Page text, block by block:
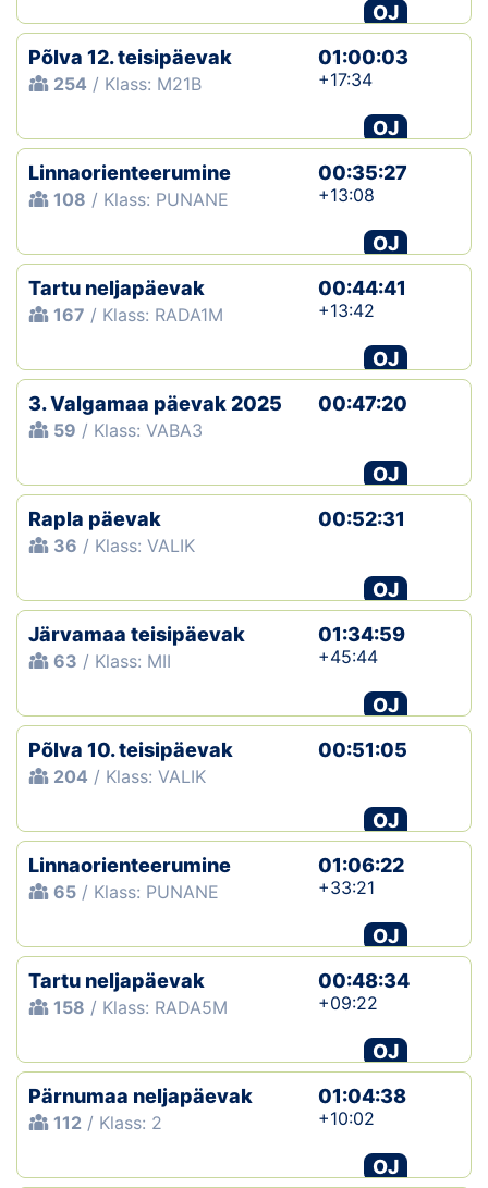
OJ
Põlva 12. teisipäevak
254 / Klass: M21B
01:00:03
+17:34
OJ
Linnaorienteerumine
108 / Klass: PUNANE
00:35:27
+13:08
OJ
Tartu neljapäevak
167 / Klass: RADA1M
00:44:41
+13:42
OJ
3. Valgamaa päevak 2025
59 / Klass: VABA3
00:47:20
OJ
Rapla päevak
36 / Klass: VALIK
00:52:31
OJ
Järvamaa teisipäevak
63 / Klass: MII
01:34:59
+45:44
OJ
Põlva 10. teisipäevak
204 / Klass: VALIK
00:51:05
OJ
Linnaorienteerumine
65 / Klass: PUNANE
01:06:22
+33:21
OJ
Tartu neljapäevak
158 / Klass: RADA5M
00:48:34
+09:22
OJ
Pärnumaa neljapäevak
112 / Klass: 2
01:04:38
+10:02
OJ